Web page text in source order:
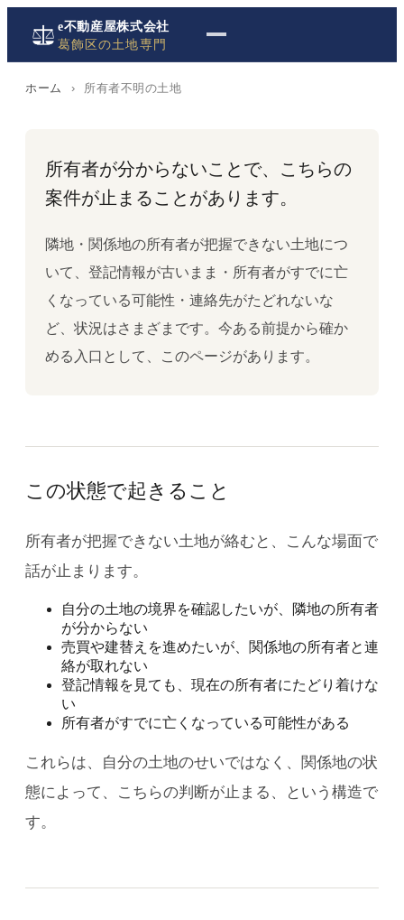
e不動産屋株式会社
葛飾区の土地専門
ホーム › 所有者不明の土地
所有者が分からないことで、こちらの
案件が止まることがあります。
隣地・関係地の所有者が把握できない土地につ
いて、登記情報が古いまま・所有者がすでに亡
くなっている可能性・連絡先がたどれないな
ど、状況はさまざまです。今ある前提から確か
める入口として、このページがあります。
この状態で起きること
所有者が把握できない土地が絡むと、こんな場面で
話が止まります。
自分の土地の境界を確認したいが、隣地の所有者
が分からない
売買や建替えを進めたいが、関係地の所有者と連
絡が取れない
登記情報を見ても、現在の所有者にたどり着けな
い
所有者がすでに亡くなっている可能性がある
これらは、自分の土地のせいではなく、関係地の状
態によって、こちらの判断が止まる、という構造で
す。